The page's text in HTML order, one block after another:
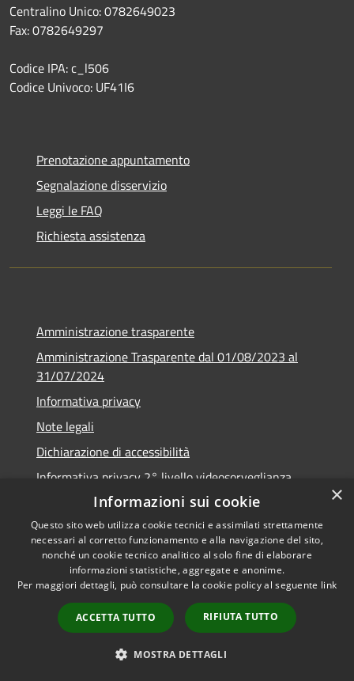
Centralino Unico: 0782649023
Fax: 0782649297
Codice IPA: c_l506
Codice Univoco: UF41I6
Prenotazione appuntamento
Segnalazione disservizio
Leggi le FAQ
Richiesta assistenza
Amministrazione trasparente
Amministrazione Trasparente dal 01/08/2023 al
31/07/2024
Informativa privacy
Note legali
Dichiarazione di accessibilità
Informativa privacy 2° livello videosorveglianza
Accessibilità
Privacy
Mappa del sito
Numeri e servizi utili
Copyright © 2026 • Comune di
Urzulei • Powered by
Municipium
Accesso
redazione
×
Informazioni sui cookie
Questo sito web utilizza cookie tecnici e assimilati strettamente
necessari al corretto funzionamento e alla navigazione del sito,
nonché un cookie tecnico analitico al solo fine di elaborare
informazioni statistiche, aggregate e anonime.
Per maggiori dettagli, può consultare la cookie policy al seguente link
ACCETTA TUTTO RIFIUTA TUTTO
MOSTRA DETTAGLI